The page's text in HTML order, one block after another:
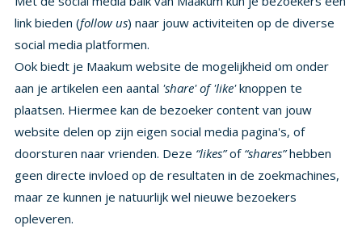
link bieden (follow us) naar jouw activiteiten op de diverse
social media platformen.
Ook biedt je Maakum website de mogelijkheid om onder
aan je artikelen een aantal 'share' of 'like'knoppen te
plaatsen. Hiermee kan de bezoeker content van jouw
website delen op zijn eigen social media pagina's, of
doorsturen naar vrienden. Deze “likes”of “shares”hebben
geen directe invloed op de resultaten in de zoekmachines,
maar ze kunnen je natuurlijk wel nieuwe bezoekers
opleveren.